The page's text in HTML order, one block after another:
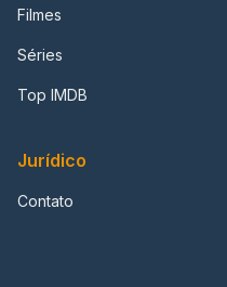
Filmes
Séries
Top IMDB
Jurídico
Contato